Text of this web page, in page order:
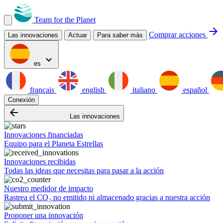
Team for the Planet
Las innovaciones Actuar Para saber más Comprar acciones arrow_forward
es expand_more
français english italiano español
Conexión
arrow_backward Las innovaciones
Innovaciones financiadas
Equipo para el Planeta Estrellas
Innovaciones recibidas
Todas las ideas que necesitas para pasar a la acción
Nuestro medidor de impacto
Rastrea el CO₂ no emitido ni almacenado gracias a nuestra acción
Proponer una innovación